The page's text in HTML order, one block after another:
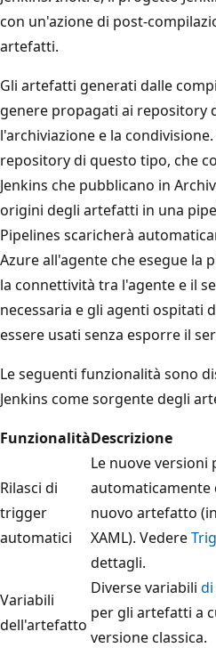
con un'azione di post-
artefatti.
Gli artefatti generati dalle
genere propagati ai repository
l'archiviazione e la
repository di questo tipo, che
Jenkins che pubblicano in
origini degli artefatti in una
Pipelines scaricherà
Azure all'agente che esegue la
la connettività tra l'agente e il
necessaria e gli agenti ospitati
essere usati senza esporre il
Le seguenti funzionalità sono
Jenkins come sorgente degli
FunzionalitàDescrizione
Rilasci di
trigger
automatici
Le nuove versioni
automaticamente
nuovo artefatto
XAML). Vedere
dettagli.
Variabili
dell'artefatto
Diverse variabili
per gli artefatti a
versione classica.